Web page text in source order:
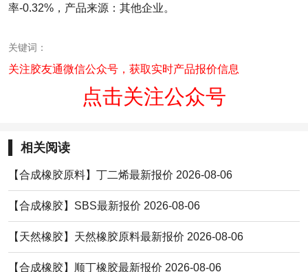
率-0.32%，产品来源：其他企业。
关键词：
关注胶友通微信公众号，获取实时产品报价信息
点击关注公众号
相关阅读
【合成橡胶原料】丁二烯最新报价 2026-08-06
【合成橡胶】SBS最新报价 2026-08-06
【天然橡胶】天然橡胶原料最新报价 2026-08-06
【合成橡胶】顺丁橡胶最新报价 2026-08-06